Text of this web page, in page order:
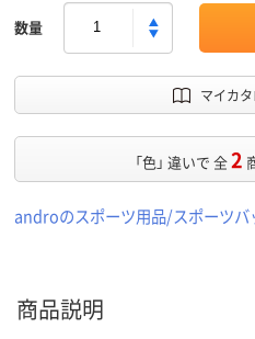
数量
マイカ
「色」 違いで 全2
androのスポーツ用品/スポーツバ
商品説明